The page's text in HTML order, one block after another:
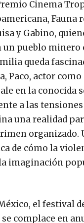
Cinema
Fauna
y Gabino,
un pueblo minero
queda
Paco, actor
en la conocida
a las
una realidad
organizado.
de cómo la
imaginación
el festival
complace en